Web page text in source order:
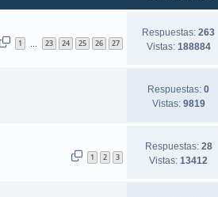
1 23 24 25 26 27
Respuestas:263
Vistas: 188884
Respuestas:0
Vistas: 9819
1 2 3
Respuestas: 28
Vistas:13412